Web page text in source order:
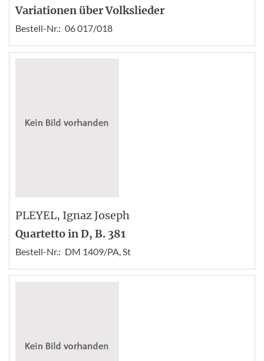
Variationen über Volkslieder
Bestell-Nr.: 06 017/018
PLEYEL, Ignaz Joseph
Quartetto in D, B. 381
Bestell-Nr.: DM 1409/PA, St